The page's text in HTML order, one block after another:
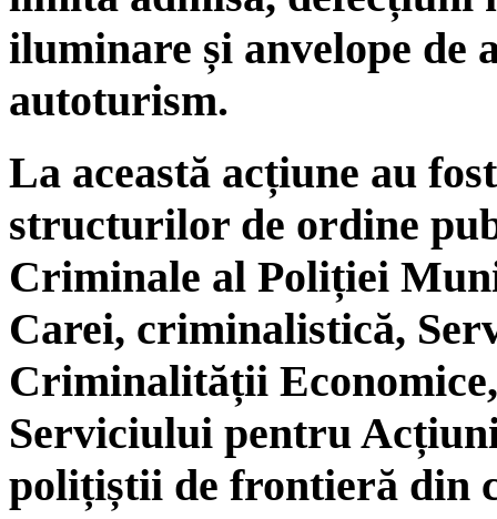
iluminare și anvelope de
autoturism.
La această acțiune au
structurilor de ordine
Criminale al Poliției
Carei, criminalistică,
Criminalității
Serviciului pentru
polițiștii de frontieră din